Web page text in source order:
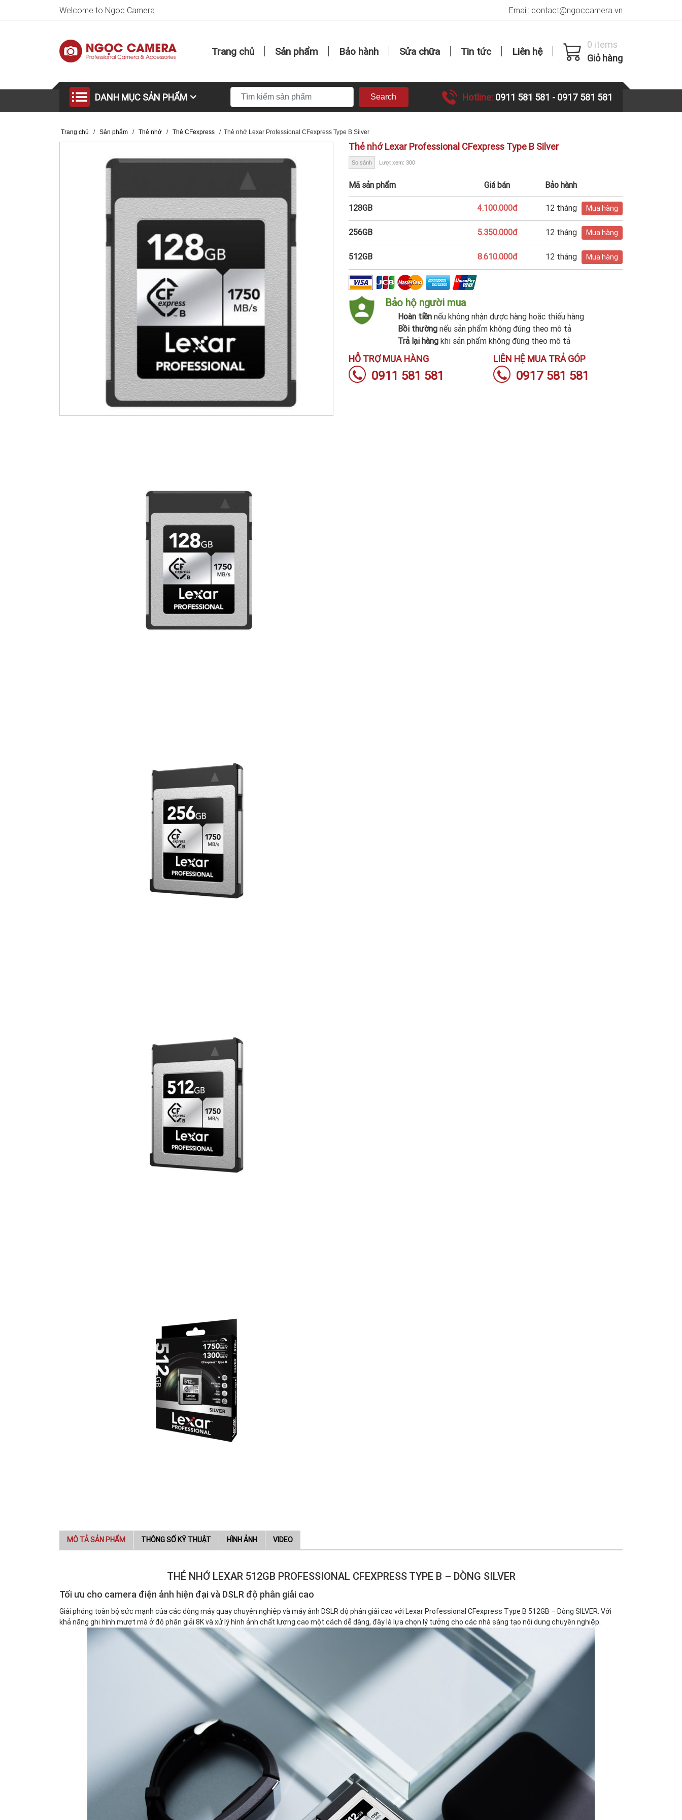
Welcome to Ngoc Camera Email: contact@ngoccamera.vn
Trang chủ Sản phẩm Bảo hành Sửa chữa Tin tức Liên hệ
0 items
Giỏ hàng
DANH MỤC SẢN PHẨM Search Hotline: 0911 581 581 - 0917 581 581
Trang chủ / Sản phẩm / Thẻ nhớ / Thẻ CFexpress / Thẻ nhớ Lexar Professional CFexpress Type B Silver
Thẻ nhớ Lexar Professional CFexpress Type B Silver
So sánh Lượt xem: 300
Mã sản phẩm Giá bán Bảo hành
128GB 4.100.000đ 12 tháng Mua hàng
256GB 5.350.000đ 12 tháng Mua hàng
512GB 8.610.000đ 12 tháng Mua hàng
Bảo hộ người mua
Hoàn tiền nếu không nhận được hàng hoặc thiếu hàng
Bồi thường nếu sản phẩm không đúng theo mô tả
Trả lại hàng khi sản phẩm không đúng theo mô tả
HỖ TRỢ MUA HÀNG
0911 581 581
LIÊN HỆ MUA TRẢ GÓP
0917 581 581
MÔ TẢ SẢN PHẨM THÔNG SỐ KỸ THUẬT HÌNH ẢNH VIDEO
THẺ NHỚ LEXAR 512GB PROFESSIONAL CFEXPRESS TYPE B – DÒNG SILVER
Tối ưu cho camera điện ảnh hiện đại và DSLR độ phân giải cao
Giải phóng toàn bộ sức mạnh của các dòng máy quay chuyên nghiệp và máy ảnh DSLR độ phân giải cao với Lexar Professional CFexpress Type B 512GB – Dòng SILVER. Với
khả năng ghi hình mượt mà ở độ phân giải 8K và xử lý hình ảnh chất lượng cao một cách dễ dàng, đây là lựa chọn lý tưởng cho các nhà sáng tạo nội dung chuyên nghiệp.